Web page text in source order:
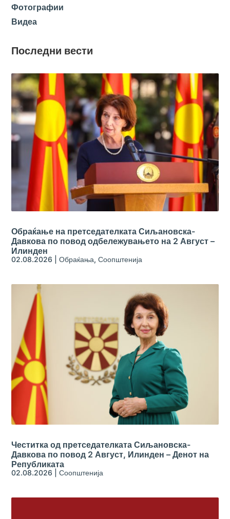
Фотографии
Видеа
Последни вести
Обраќање на претседателката Сиљановска-
Давкова по повод одбележувањето на 2 Август –
Илинден
02.08.2026 |Обраќања,Соопштенија
Честитка од претседателката Сиљановска-
Давкова по повод 2 Август, Илинден – Денот на
Републиката
02.08.2026 |Соопштенија